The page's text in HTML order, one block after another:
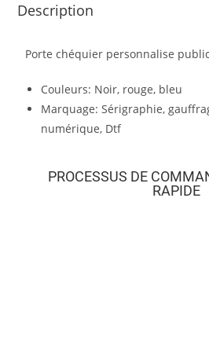
Description
Porte chéquier personnalise
Couleurs: Noir, rouge, bleu
Marquage: Sérigraphie,
numérique, Dtf
PROCESSUS DE
RAPIDE